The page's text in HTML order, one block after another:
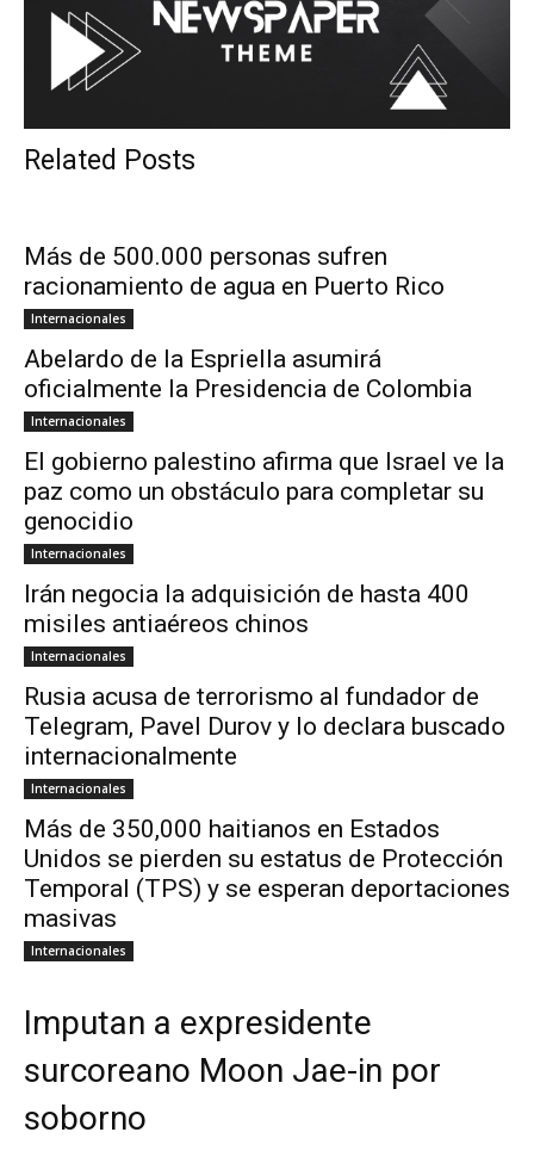
Related Posts
Más de 500.000 personas sufren
racionamiento de agua en Puerto Rico
Internacionales
Abelardo de la Espriella asumirá
oficialmente la Presidencia de Colombia
Internacionales
El gobierno palestino afirma que Israel ve la
paz como un obstáculo para completar su
genocidio
Internacionales
Irán negocia la adquisición de hasta 400
misiles antiaéreos chinos
Internacionales
Rusia acusa de terrorismo al fundador de
Telegram, Pavel Durov y lo declara buscado
internacionalmente
Internacionales
Más de 350,000 haitianos en Estados
Unidos se pierden su estatus de Protección
Temporal (TPS) y se esperan deportaciones
masivas
Internacionales
Imputan a expresidente
surcoreano Moon Jae-in por
soborno